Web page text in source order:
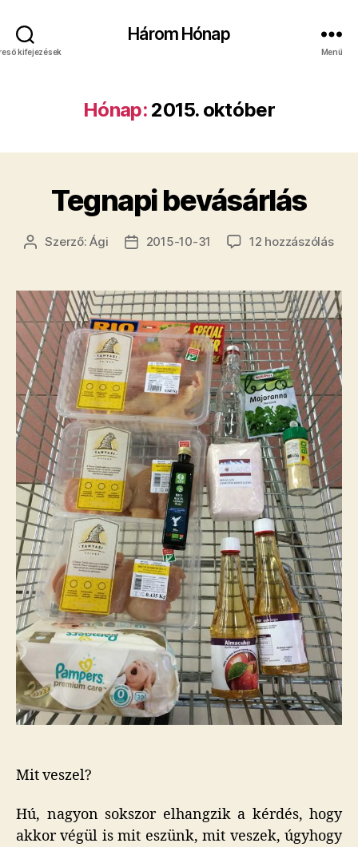
kifejezések
Három Hónap
Menü
Hónap: 2015. október
Tegnapi bevásárlás
Bejegyzés
Szerző:Ági
Bejegyzés
2015-10-31 12 hozzászólás
Mit veszel?
Hú, nagyon sokszor elhangzik a kérdés, hogy
akkor végül is mit eszünk, mit veszek, úgyhogy